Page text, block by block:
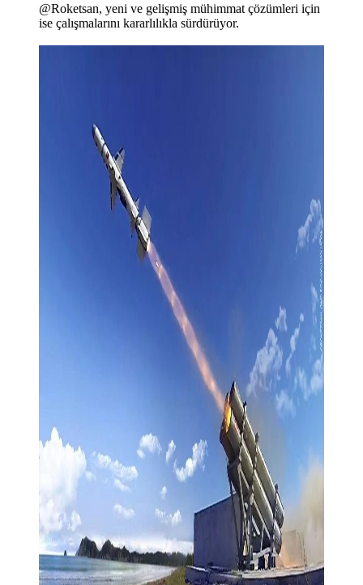
@Roketsan, yeni ve gelişmiş mühimmat çözümleri için
ise çalışmalarını kararlılıkla sürdürüyor.